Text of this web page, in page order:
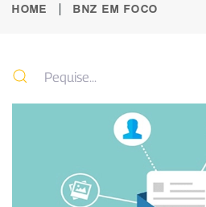
HOME BNZ EM FOCO